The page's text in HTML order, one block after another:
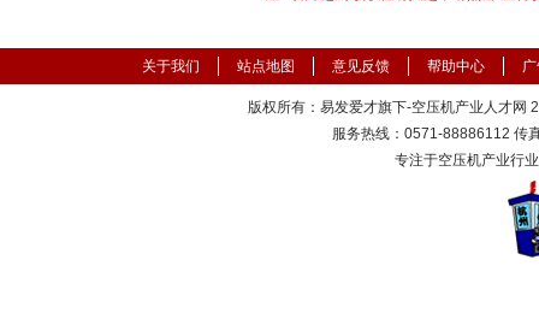
关于我们 站点地图 意见反馈 帮助中心
版权所有：易发爱才旗下-空压机产业人才
服务热线：0571-88886112 传
专注于空压机产业行